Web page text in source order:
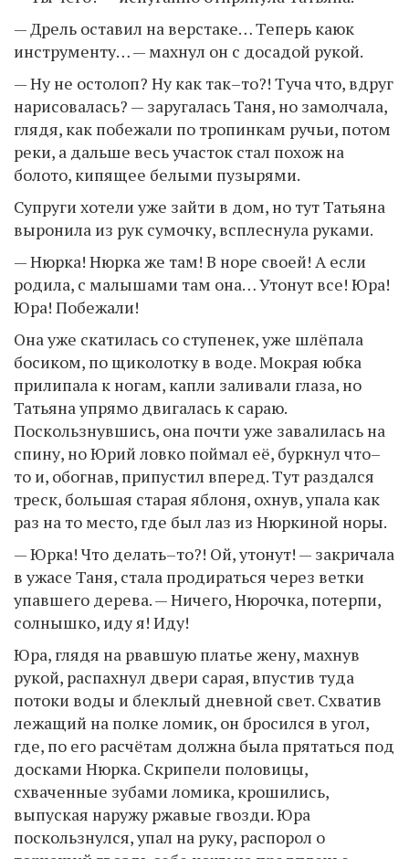
— Дрель оставил на верстаке… Теперь каюк
инструменту… — махнул он с досадой рукой.
— Ну не остолоп? Ну как так–то?! Туча что, вдруг
нарисовалась? — заругалась Таня, но замолчала,
глядя, как побежали по тропинкам ручьи, потом
реки, а дальше весь участок стал похож на
болото, кипящее белыми пузырями.
Супруги хотели уже зайти в дом, но тут Татьяна
выронила из рук сумочку, всплеснула руками.
— Нюрка! Нюрка же там! В норе своей! А если
родила, с малышами там она… Утонут все! Юра!
Юра! Побежали!
Она уже скатилась со ступенек, уже шлёпала
босиком, по щиколотку в воде. Мокрая юбка
прилипала к ногам, капли заливали глаза, но
Татьяна упрямо двигалась к сараю.
Поскользнувшись, она почти уже завалилась на
спину, но Юрий ловко поймал её, буркнул что–
то и, обогнав, припустил вперед. Тут раздался
треск, большая старая яблоня, охнув, упала как
раз на то место, где был лаз из Нюркиной норы.
— Юрка! Что делать–то?! Ой, утонут! — закричала
в ужасе Таня, стала продираться через ветки
упавшего дерева. — Ничего, Нюрочка, потерпи,
солнышко, иду я! Иду!
Юра, глядя на рвавшую платье жену, махнув
рукой, распахнул двери сарая, впустив туда
потоки воды и блеклый дневной свет. Схватив
лежащий на полке ломик, он бросился в угол,
где, по его расчётам должна была прятаться под
досками Нюрка. Скрипели половицы,
схваченные зубами ломика, крошились,
выпуская наружу ржавые гвозди. Юра
поскользнулся, упал на руку, распорол о